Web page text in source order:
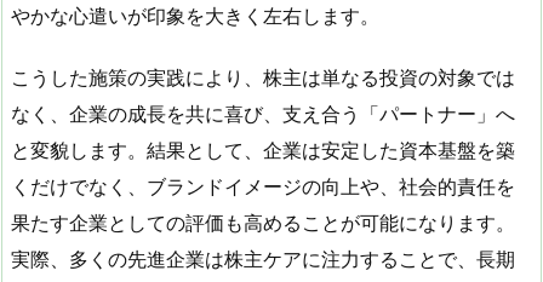
やかな心遣いが印象を大きく左右します。
こうした施策の実践により、株主は単なる投資の対象では
なく、企業の成長を共に喜び、支え合う「パートナー」へ
と変貌します。結果として、企業は安定した資本基盤を築
くだけでなく、ブランドイメージの向上や、社会的責任を
果たす企業としての評価も高めることが可能になります。
実際、多くの先進企業は株主ケアに注力することで、長期